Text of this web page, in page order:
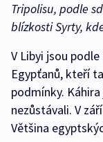
Tripolisu, podle
blízkosti Syrty,
V Libyi jsou
Egypťanů, kteří
podmínky.
nezůstávali. V
Většina